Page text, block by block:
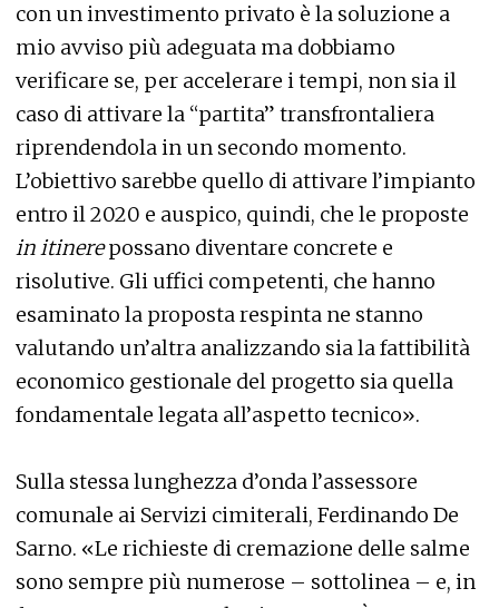
con un investimento privato è la soluzione a
mio avviso più adeguata ma dobbiamo
verificare se, per accelerare i tempi, non sia il
caso di attivare la “partita” transfrontaliera
riprendendola in un secondo momento.
L’obiettivo sarebbe quello di attivare l’impianto
entro il 2020 e auspico, quindi, che le proposte
in itinerepossano diventare concrete e
risolutive. Gli uffici competenti, che hanno
esaminato la proposta respinta ne stanno
valutando un’altra analizzando sia la fattibilità
economico gestionale del progetto sia quella
fondamentale legata all’aspetto tecnico».
Sulla stessa lunghezza d’onda l’assessore
comunale ai Servizi cimiterali, Ferdinando De
Sarno. «Le richieste di cremazione delle salme
sono sempre più numerose – sottolinea – e, in